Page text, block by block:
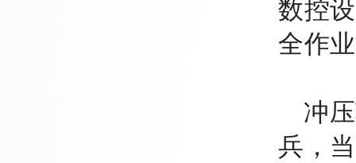
数控
全作
冲
兵，